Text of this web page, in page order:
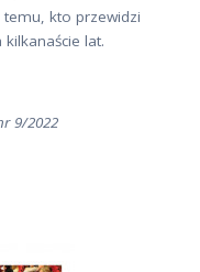
kto przewidzi
lat.
9/2022